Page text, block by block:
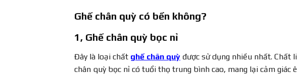
Ghế chân quỳ có bền không?
1, Ghế chân quỳ bọc nỉ
Đây là loại chất ghế chân quỳ được sử dụng nhiều nhất. Chất
chân quỳ bọc nỉ có tuổi thọ trung bình cao, mang lại cảm giác